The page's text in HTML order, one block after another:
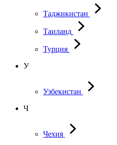
Таджикистан
Таиланд
Турция
У
Узбекистан
Ч
Чехия